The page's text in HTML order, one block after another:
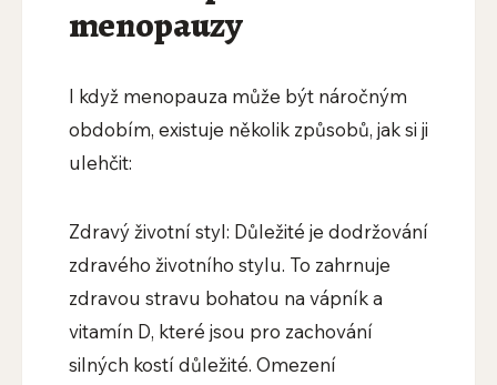
menopauzy
I když menopauza může být náročným
obdobím, existuje několik způsobů, jak si ji
ulehčit:
Zdravý životní styl: Důležité je dodržování
zdravého životního stylu. To zahrnuje
zdravou stravu bohatou na vápník a
vitamín D, které jsou pro zachování
silných kostí důležité. Omezení